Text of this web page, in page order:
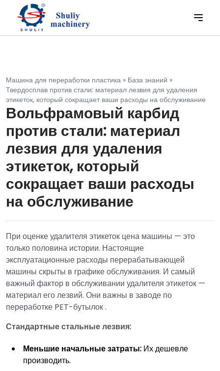
Машина для переработки пластика » База знаний »
Твердосплав против стали: материал лезвия для удаления
этикеток, который сокращает ваши расходы на обслуживание
Вольфрамовый карбид
против стали: материал
лезвия для удаления
этикеток, который
сокращает ваши расходы
на обслуживание
При оценке удалителя этикеток цена машины — это
только половина истории. Настоящие
эксплуатационные расходы перерабатывающей
машины скрыты в графике обслуживания. И самый
важный фактор в обслуживании удалителя этикеток —
материал его лезвий. Они важны в заводе по
переработке PET-бутылок .
Стандартные стальные лезвия:
Меньшие начальные затраты: Их дешевле
производить.